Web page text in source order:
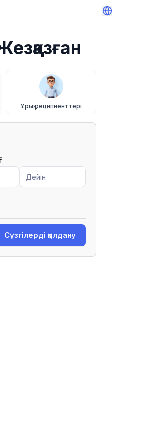
Ұрық реципиенттері
Сүзгілерді қолдану